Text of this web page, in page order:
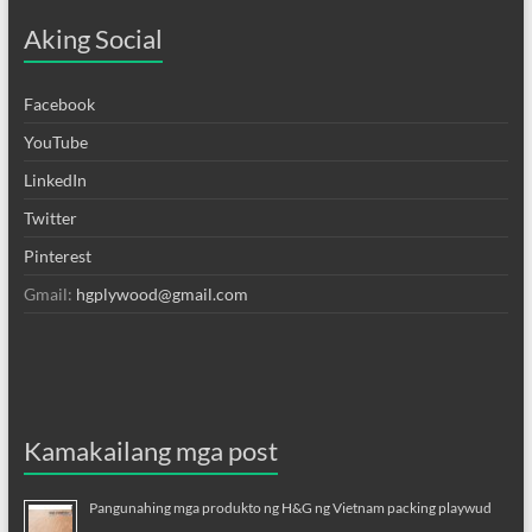
Aking Social
Facebook
YouTube
LinkedIn
Twitter
Pinterest
Gmail: hgplywood@gmail.com
Kamakailang mga post
Pangunahing mga produkto ng H&G ng Vietnam packing playwud